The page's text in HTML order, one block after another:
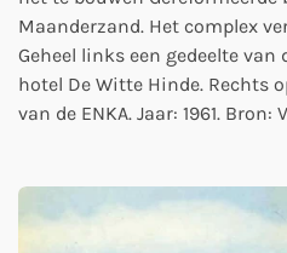
Maanderzand. Het complex
Geheel links een gedeelte
hotel De Witte Hinde. Rechts
van de ENKA. Jaar: 1961. Bron: